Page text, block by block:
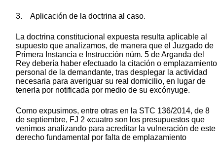
3. Aplicación de la doctrina al caso.
La doctrina constitucional expuesta resulta aplicable al
supuesto que analizamos, de manera que el Juzgado de
Primera Instancia e Instrucción núm. 5 de Arganda del
Rey debería haber efectuado la citación o emplazamiento
personal de la demandante, tras desplegar la actividad
necesaria para averiguar su real domicilio, en lugar de
tenerla por notificada por medio de su excónyuge.
Como expusimos, entre otras en la STC 136/2014, de 8
de septiembre, FJ 2 «cuatro son los presupuestos que
venimos analizando para acreditar la vulneración de este
derecho fundamental por falta de emplazamiento